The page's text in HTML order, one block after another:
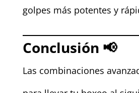
golpes más potentes y
Conclusión 📢
Las combinaciones